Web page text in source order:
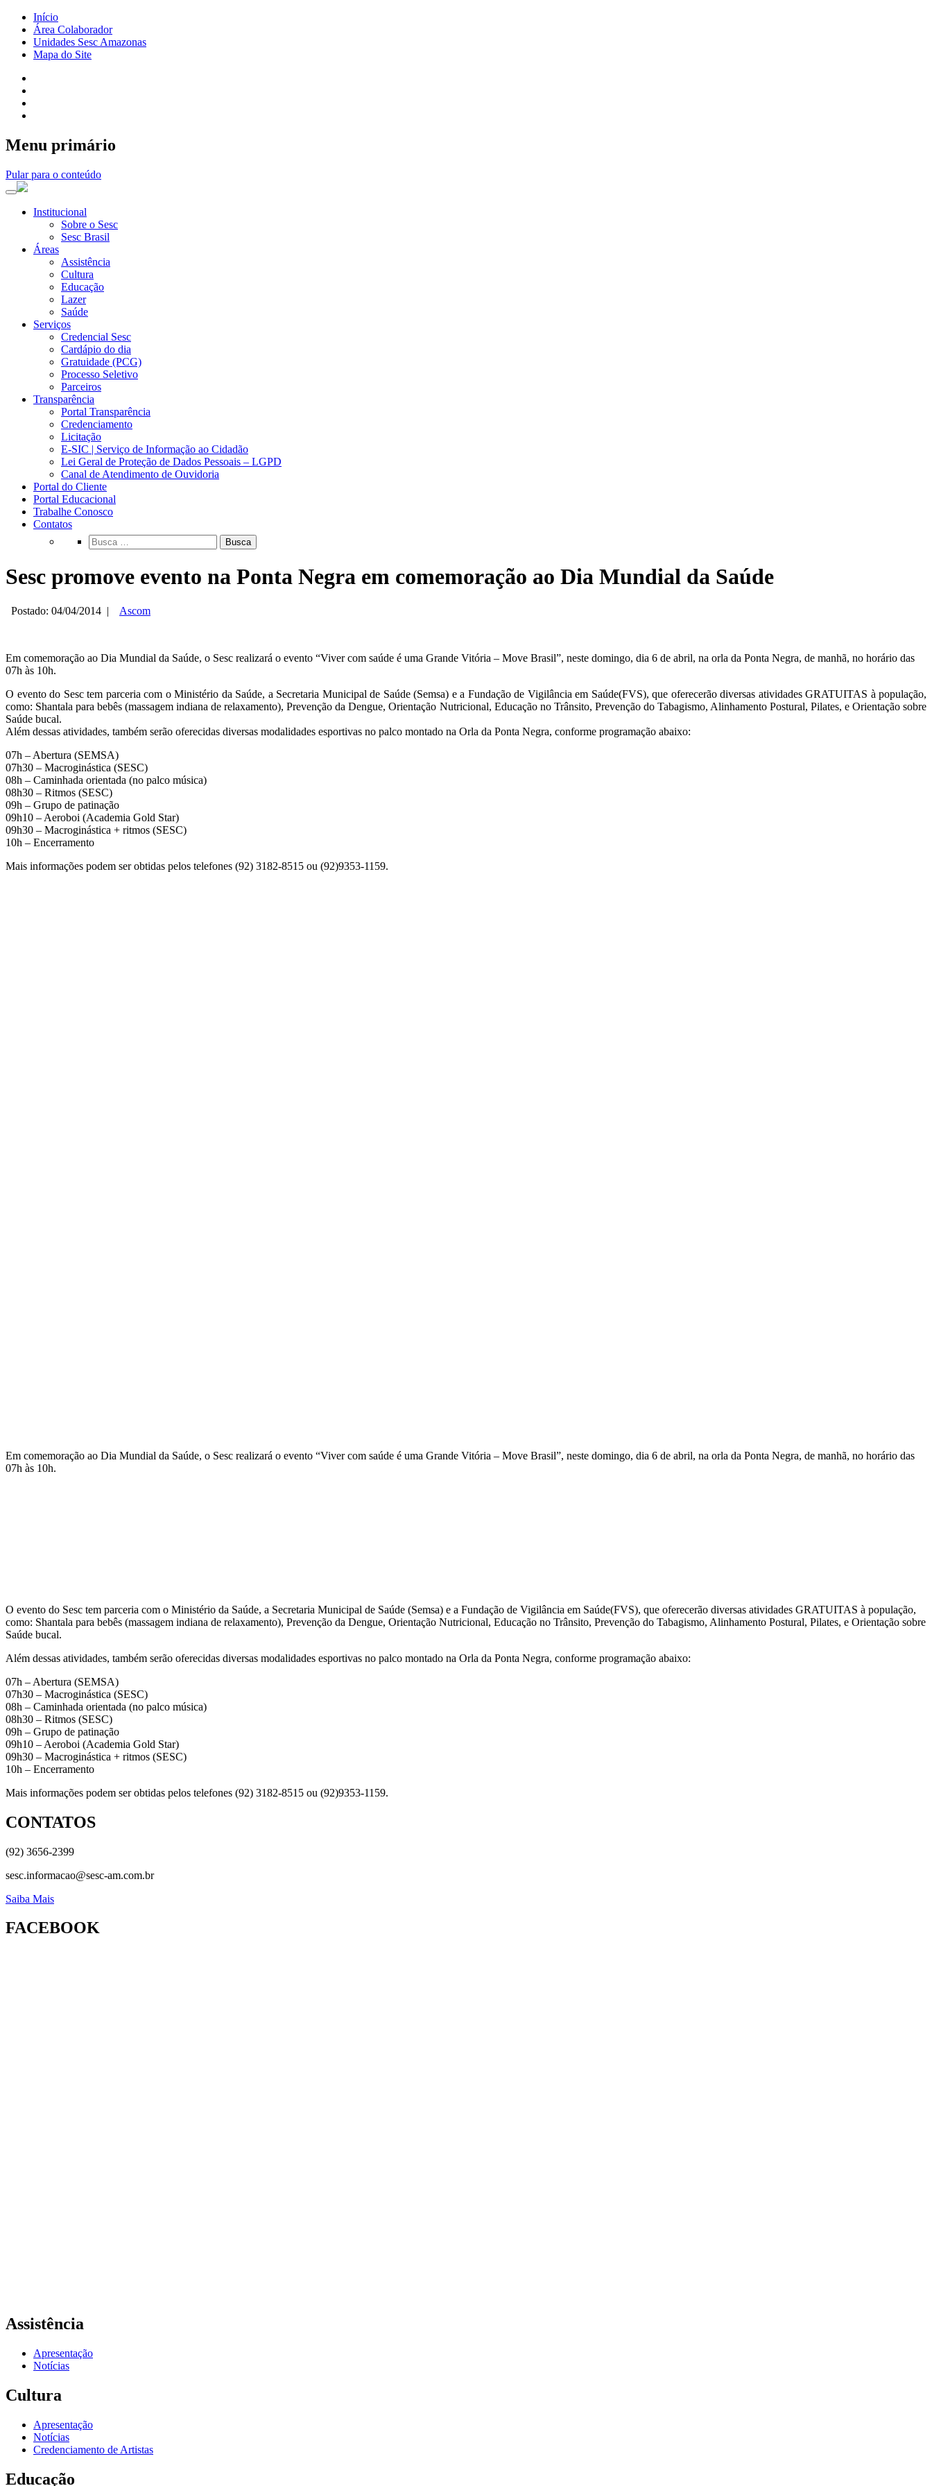
Início
Área Colaborador
Unidades Sesc Amazonas
Mapa do Site
Menu primário
Pular para o conteúdo
Institucional
Sobre o Sesc
Sesc Brasil
Áreas
Assistência
Cultura
Educação
Lazer
Saúde
Serviços
Credencial Sesc
Cardápio do dia
Gratuidade (PCG)
Processo Seletivo
Parceiros
Transparência
Portal Transparência
Credenciamento
Licitação
E-SIC | Serviço de Informação ao Cidadão
Lei Geral de Proteção de Dados Pessoais – LGPD
Canal de Atendimento de Ouvidoria
Portal do Cliente
Portal Educacional
Trabalhe Conosco
Contatos
Busca
Sesc promove evento na Ponta Negra em comemoração ao Dia Mundial da Saúde
Postado: 04/04/2014 | Ascom
Em comemoração ao Dia Mundial da Saúde, o Sesc realizará o evento “Viver com saúde é uma Grande Vitória – Move Brasil”, neste domingo, dia 6 de abril, na orla da Ponta Negra, de manhã, no horário das
07h às 10h.
O evento do Sesc tem parceria com o Ministério da Saúde, a Secretaria Municipal de Saúde (Semsa) e a Fundação de Vigilância em Saúde(FVS), que oferecerão diversas atividades GRATUITAS à população,
como: Shantala para bebês (massagem indiana de relaxamento), Prevenção da Dengue, Orientação Nutricional, Educação no Trânsito, Prevenção do Tabagismo, Alinhamento Postural, Pilates, e Orientação sobre
Saúde bucal.
Além dessas atividades, também serão oferecidas diversas modalidades esportivas no palco montado na Orla da Ponta Negra, conforme programação abaixo:
07h – Abertura (SEMSA)
07h30 – Macroginástica (SESC)
08h – Caminhada orientada (no palco música)
08h30 – Ritmos (SESC)
09h – Grupo de patinação
09h10 – Aeroboi (Academia Gold Star)
09h30 – Macroginástica + ritmos (SESC)
10h – Encerramento
Mais informações podem ser obtidas pelos telefones (92) 3182-8515 ou (92)9353-1159.
Em comemoração ao Dia Mundial da Saúde, o Sesc realizará o evento “Viver com saúde é uma Grande Vitória – Move Brasil”, neste domingo, dia 6 de abril, na orla da Ponta Negra, de manhã, no horário das
07h às 10h.
O evento do Sesc tem parceria com o Ministério da Saúde, a Secretaria Municipal de Saúde (Semsa) e a Fundação de Vigilância em Saúde(FVS), que oferecerão diversas atividades GRATUITAS à população,
como: Shantala para bebês (massagem indiana de relaxamento), Prevenção da Dengue, Orientação Nutricional, Educação no Trânsito, Prevenção do Tabagismo, Alinhamento Postural, Pilates, e Orientação sobre
Saúde bucal.
Além dessas atividades, também serão oferecidas diversas modalidades esportivas no palco montado na Orla da Ponta Negra, conforme programação abaixo:
07h – Abertura (SEMSA)
07h30 – Macroginástica (SESC)
08h – Caminhada orientada (no palco música)
08h30 – Ritmos (SESC)
09h – Grupo de patinação
09h10 – Aeroboi (Academia Gold Star)
09h30 – Macroginástica + ritmos (SESC)
10h – Encerramento
Mais informações podem ser obtidas pelos telefones (92) 3182-8515 ou (92)9353-1159.
CONTATOS
(92) 3656-2399
sesc.informacao@sesc-am.com.br
Saiba Mais
FACEBOOK
Assistência
Apresentação
Notícias
Cultura
Apresentação
Notícias
Credenciamento de Artistas
Educação